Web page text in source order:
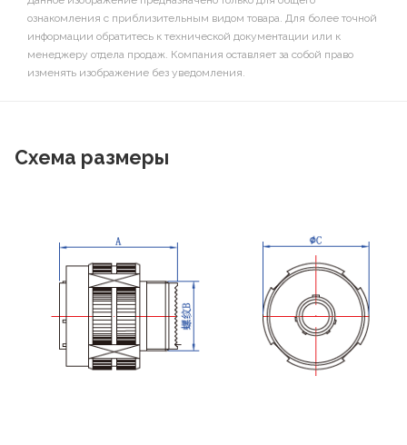
ознакомления с приблизительным видом товара. Для более точной
информации обратитесь к технической документации или к
менеджеру отдела продаж. Компания оставляет за собой право
изменять изображение без уведомления.
Схема размеры